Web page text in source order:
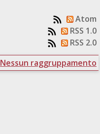
Atom
RSS 1.0
RSS 2.0
Nessun raggruppamento